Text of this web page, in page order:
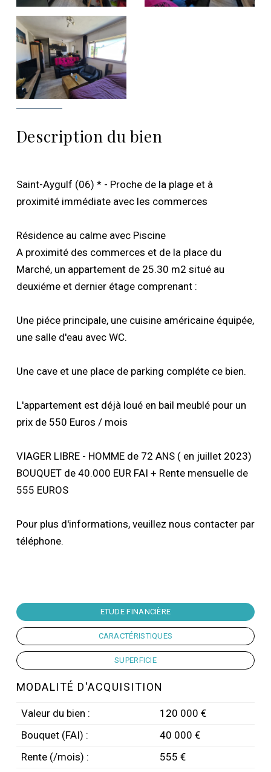
Description du bien
Saint-Aygulf (06) * - Proche de la plage et à
proximité immédiate avec les commerces
Résidence au calme avec Piscine
A proximité des commerces et de la place du
Marché, un appartement de 25.30 m2 situé au
deuxiéme et dernier étage comprenant :
Une piéce principale, une cuisine américaine équipée,
une salle d'eau avec WC.
Une cave et une place de parking compléte ce bien.
L'appartement est déjà loué en bail meublé pour un
prix de 550 Euros / mois
VIAGER LIBRE - HOMME de 72 ANS ( en juillet 2023)
BOUQUET de 40.000 EUR FAI + Rente mensuelle de
555 EUROS
Pour plus d'informations, veuillez nous contacter par
téléphone.
ETUDE FINANCIÈRE
CARACTÉRISTIQUES
SUPERFICIE
MODALITÉ D'ACQUISITION
Valeur du bien :
120 000 €
Bouquet (FAI) :
40 000 €
Rente (/mois) :
555 €